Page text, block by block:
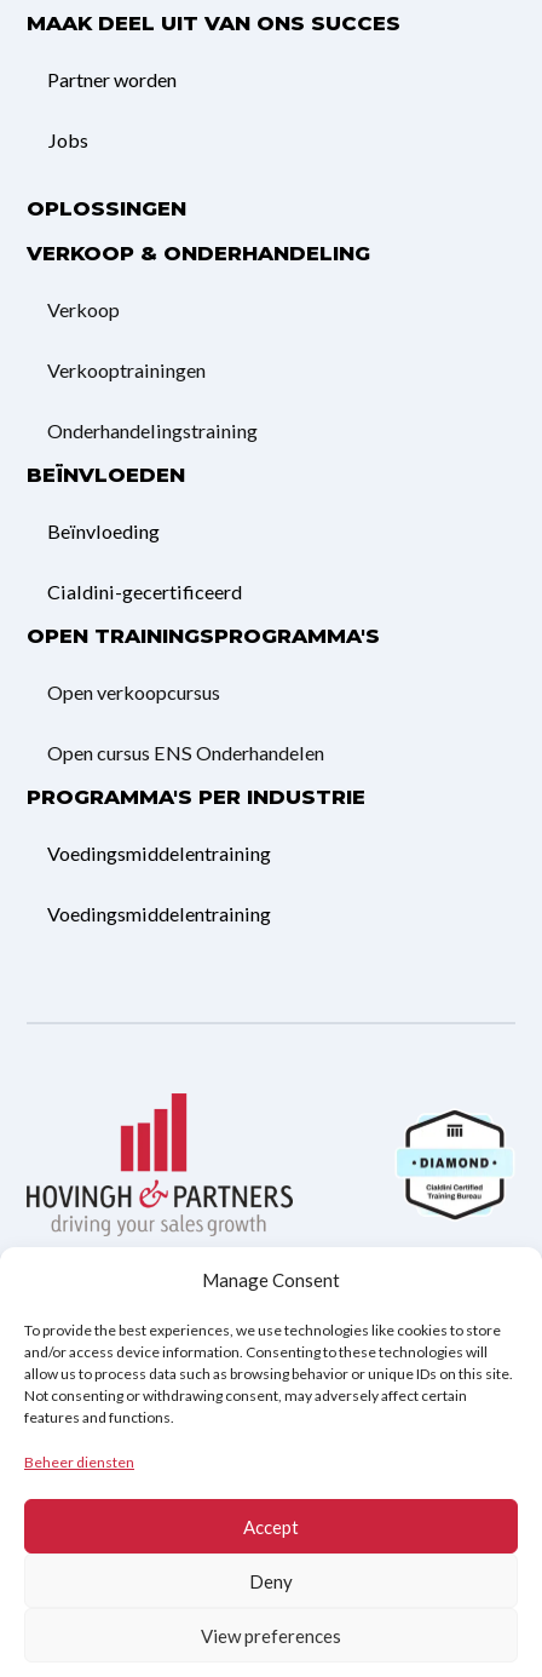
Manage Consent
To provide the best experiences, we use technologies like cookies to store
and/or access device information. Consenting to these technologies will
allow us to process data such as browsing behavior or unique IDs on this site.
Not consenting or withdrawing consent, may adversely affect certain
features and functions.
Beheer diensten
Accept
Deny
View preferences
MAAK DEEL UIT VAN ONS SUCCES
Partner worden
Jobs
OPLOSSINGEN
VERKOOP & ONDERHANDELING
Verkoop
Verkooptrainingen
Onderhandelings­training
BEÏNVLOEDEN
Beïnvloeding
Cialdini-gecertificeerd
OPEN TRAININGSPROGRAMMA'S
Open verkoopcursus
Open cursus ENS Onderhandelen
PROGRAMMA'S PER INDUSTRIE
Voedingsmiddelentraining
Voedingsmiddelentraining
Privacybeleid Disclaimer Cookiebeleid (EU)
Copyright © 2026
Hovingh & Partners